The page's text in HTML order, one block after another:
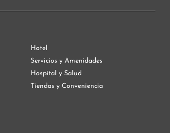
Hotel
Servicios y Amenidades
Hospital y Salud
Tiendas y Conveniencia